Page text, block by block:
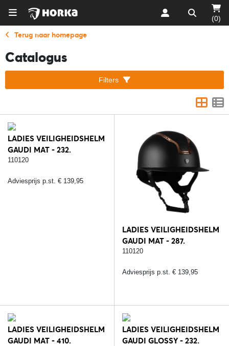
(0)
Terug naar homepage
Catalogus
Filters
LADIES VEILIGHEIDSHELM
GAUDI MAT - 232.
ZWART/ZILVER
110120
Adviesprijs p.st. € 139,95
LADIES VEILIGHEIDSHELM
GAUDI MAT - 287.
ZWART/ROSE
110120
Adviesprijs p.st. € 139,95
LADIES VEILIGHEIDSHELM
GAUDI MAT - 410.
LADIES VEILIGHEIDSHELM
GAUDI GLOSSY - 232.